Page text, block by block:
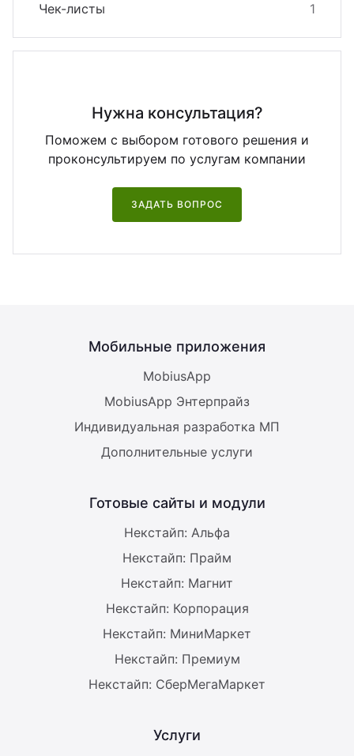
Чек-листы
1
Нужна консультация?
Поможем с выбором готового решения и
проконсультируем по услугам компании
ЗАДАТЬ ВОПРОС
Мобильные приложения
MobiusApp
MobiusApp Энтерпрайз
Индивидуальная разработка МП
Дополнительные услуги
Готовые сайты и модули
Некстайп: Альфа
Некстайп: Прайм
Некстайп: Магнит
Некстайп: Корпорация
Некстайп: МиниМаркет
Некстайп: Премиум
Некстайп: СберМегаМаркет
Услуги